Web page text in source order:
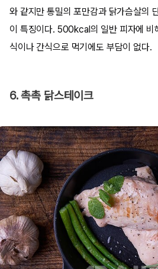
와 같지만 통밀의 포만감과 닭가슴살의
이 특징이다. 500kcal의 일반 피자에
식이나 간식으로 먹기에도 부담이 없다.
6. 촉촉 닭스테이크